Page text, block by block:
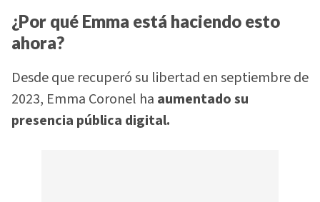
¿Por qué Emma está haciendo esto
ahora?
Desde que recuperó su libertad en septiembre de
2023, Emma Coronel ha aumentado su
presencia pública digital.